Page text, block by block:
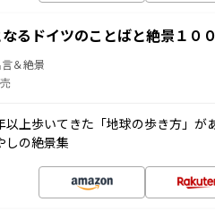
るドイツのことばと絶景１００
＆絶景
以上歩いてきた「地球の歩き方」
しの絶景集